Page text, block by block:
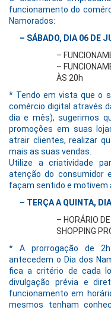
funcionamento do
Namorados:
– SÁBADO, DIA 06 DE
–
–
ÀS 20h
* Tendo em vista que o
comércio digital através
dia e mês), sugerimos
promoções em suas
atrair clientes, realizar
mais as suas vendas.
Utilize a criatividade
atenção do consumidor
façam sentido e motivem
– TERÇA A QUINTA,
– HORÁRIO
SHOPPING
* A prorrogação de
antecedem o Dia dos
fica a critério de cada
divulgação prévia e
funcionamento em
mesmos tenham